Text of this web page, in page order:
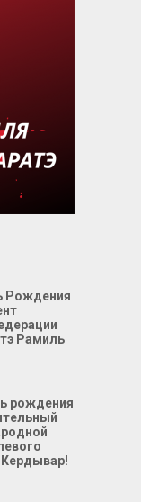
Рождения
Рамиль
рождения
Кердывар!